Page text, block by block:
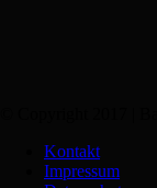
Kontakt
Impressum